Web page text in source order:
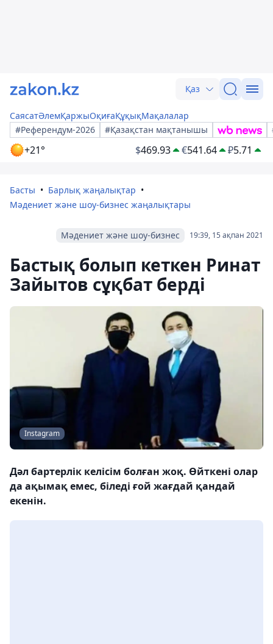
Қаз
СаясатӘлемҚаржыОқиғаҚұқықМақалалар
#Референдум-2026
#Қазақстан мақтанышы
+21° $469.93 €541.64 ₽5.71
Басты
Барлық жаңалықтар
Мәдениет және шоу-бизнес жаңалықтары
19:39, 15 ақпан 2021
Мәдениет және шоу-бизнес
Бастық болып кеткен Ринат
Зайытов сұқбат берді
Instagram
Дәл бартерлік келісім болған жоқ. Өйткені олар
да ақымақ емес, біледі ғой жағдай қандай
екенін.